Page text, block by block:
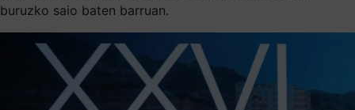
buruzko saio baten barruan.